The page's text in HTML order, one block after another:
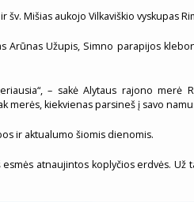
Mišias aukojo Vilkaviškio vyskupas
Užupis, Simno parapijos
– sakė Alytaus rajono merė
merės, kiekvienas parsineš į savo
ir aktualumo šiomis dienomis.
atnaujintos koplyčios erdvės. Už